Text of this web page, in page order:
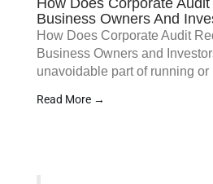
How Does Corporate
Business Owners And
How Does Corporate Audit
Business Owners and
unavoidable part of running
Read More →